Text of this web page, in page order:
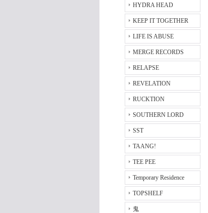
HYDRA HEAD
KEEP IT TOGETHER
LIFE IS ABUSE
MERGE RECORDS
RELAPSE
REVELATION
RUCKTION
SOUTHERN LORD
SST
TAANG!
TEE PEE
Temporary Residence
TOPSHELF
鬼